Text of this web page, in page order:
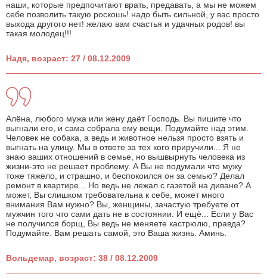
наши, которые предпочитают врать, предавать, а мы не можем
себе позволить такую роскошь! надо быть сильной, у вас просто
выхода другого нет! желаю вам счастья и удачных родов! вы
такая молодец!!!
Надя, возраст: 27 / 08.12.2009
Алёна, любого мужа или жену даёт Господь. Вы пишите что
выгнали его, и сама собрала ему вещи. Подумайте над этим.
Человек не собака, а ведь и животное нельзя просто взять и
выгнать на улицу. Мы в ответе за тех кого приручили... Я не
знаю ваших отношений в семье, но вышвырнуть человека из
жизни-это не решает проблему. А Вы не подумали что мужу
тоже тяжело, и страшно, и беспокоился он за семью? Делал
ремонт в квартире... Но ведь не лежал с газетой на диване? А
может, Вы слишком требовательна к себе, может много
внимания Вам нужно? Вы, женщины, зачастую требуете от
мужчин того что сами дать не в состоянии. И ещё... Если у Вас
не получился борщ, Вы ведь не меняете кастрюлю, правда?
Подумайте. Вам решать самой, это Ваша жизнь. Аминь.
Вольдемар, возраст: 38 / 08.12.2009